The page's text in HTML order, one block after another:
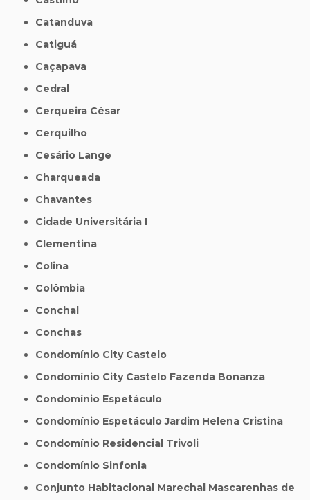
Catanduva
Catiguá
Caçapava
Cedral
Cerqueira César
Cerquilho
Cesário Lange
Charqueada
Chavantes
Cidade Universitária I
Clementina
Colina
Colômbia
Conchal
Conchas
Condomínio City Castelo
Condomínio City Castelo Fazenda Bonanza
Condomínio Espetáculo
Condomínio Espetáculo Jardim Helena Cristina
Condomínio Residencial Trivoli
Condomínio Sinfonia
Conjunto Habitacional Marechal Mascarenhas de